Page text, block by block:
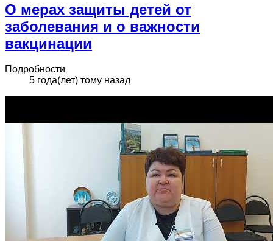
О мерах защиты детей от
заболевания и о важности
вакцинации
Подробности
5 года(лет) тому назад